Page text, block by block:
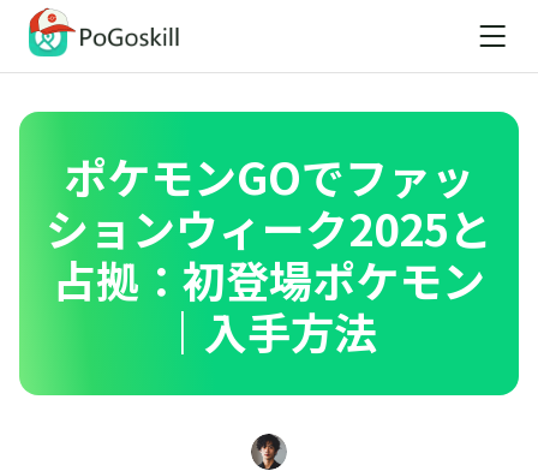
ポケモンGOでファッ
ションウィーク2025と
占拠：初登場ポケモン
｜入手方法